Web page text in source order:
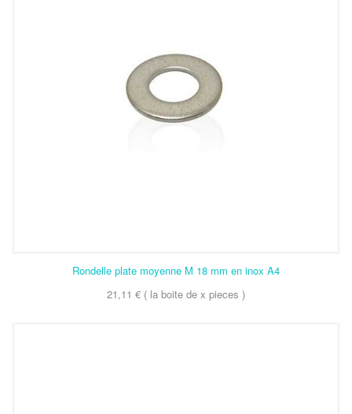
Rondelle plate moyenne M 18 mm en inox A4
21,11 € ( la boite de x pieces )